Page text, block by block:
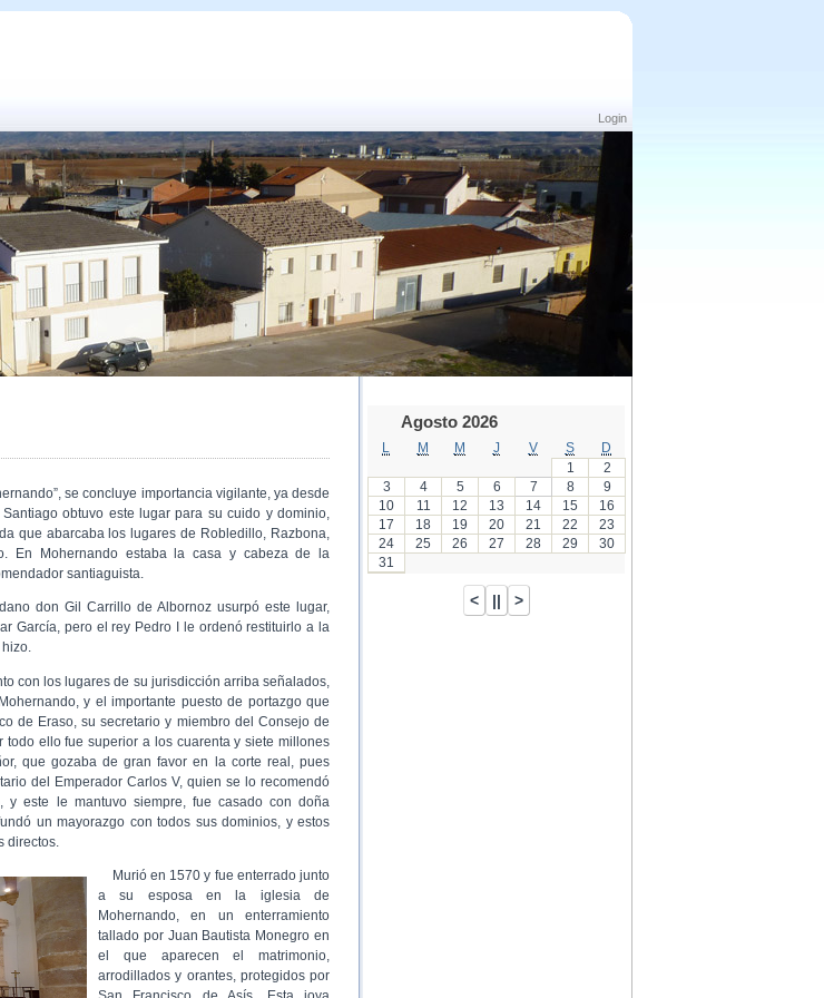
Login
se concluye importancia vigilante, ya desde
obtuvo este lugar para su cuido y dominio,
que abarcaba los lugares de Robledillo, Razbona,
En Mohernando estaba la casa y cabeza de la
santiaguista.
don Gil Carrillo de Albornoz usurpó este lugar,
García, pero el rey Pedro I le ordenó restituirlo a la
con los lugares de su jurisdicción arriba señalados,
y el importante puesto de portazgo que
de Eraso, su secretario y miembro del Consejo de
todo ello fue superior a los cuarenta y siete millones
que gozaba de gran favor en la corte real, pues
del Emperador Carlos V, quien se lo recomendó
y este le mantuvo siempre, fue casado con doña
un mayorazgo con todos sus dominios, y estos
directos.
Murió en 1570 y fue enterrado junto
a su esposa en la iglesia de
Mohernando, en un enterramiento
tallado por Juan Bautista Monegro en
el que aparecen el matrimonio,
arrodillados y orantes, protegidos por
Agosto 2026
M M J V S
D
1
2
3
4 5 6 7 8
9
10
11 12 13 14 15
16
17
18 19 20 21 22
23
24
25 26 27 28 29
30
31